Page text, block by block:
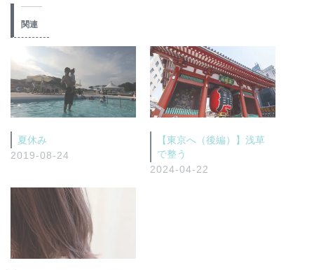
関連
夏休み
2019-08-24
【東京へ（後編）】浅草
で整う
2024-04-22